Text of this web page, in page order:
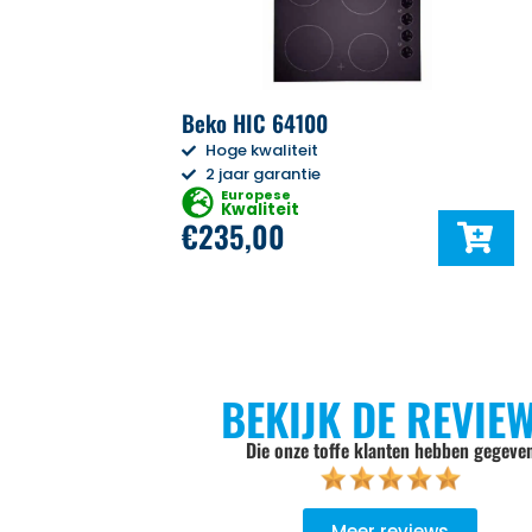
Beko HIC 64100
Hoge kwaliteit
2 jaar garantie
Europese
Kwaliteit
€235,00
BEKIJK DE
Die onze toffe klanten hebben